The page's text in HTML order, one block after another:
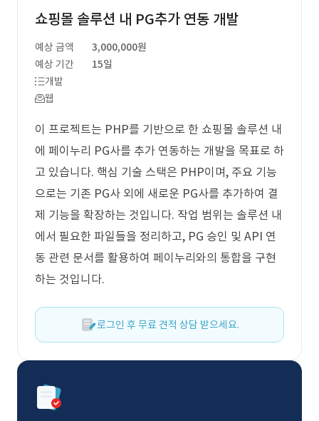
쇼핑몰 솔루션 내 PG추가 연동 개발
예상 금액
3,000,000원
예상 기간
15일
개발
웹
이 프로젝트는 PHP를 기반으로 한 쇼핑몰 솔루션 내
에 페이누리 PG사를 추가 연동하는 개발을 목표로 하
고 있습니다. 핵심 기술 스택은 PHP이며, 주요 기능
으로는 기존 PG사 외에 새로운 PG사를 추가하여 결
제 기능을 확장하는 것입니다. 작업 범위는 솔루션 내
에서 필요한 파일들을 정리하고, PG 승인 및 API 연
동 관련 문서를 활용하여 페이누리와의 통합을 구현
하는 것입니다.
로그인 후 무료 견적 상담 받으세요.